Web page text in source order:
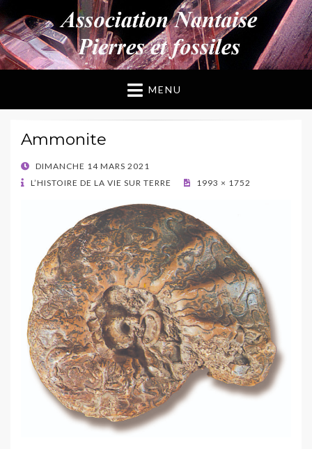
ANPF
Association Nantaise Pierres et Fossiles
MENU
Ammonite
POSTED
ON
DIMANCHE 14 MARS 2021
L’HISTOIRE DE LA VIE SUR TERRE
1993 × 1752